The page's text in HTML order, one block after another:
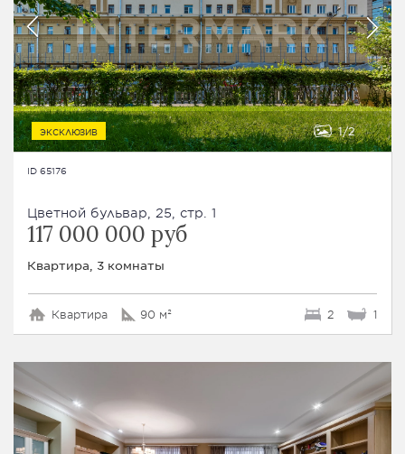
ЭКСКЛЮЗИВ 1 2
ID 65176
Цветной бульвар, 25, стр. 1
117 000 000 руб
Квартира, 3 комнаты
Квартира 90 м² 2 1